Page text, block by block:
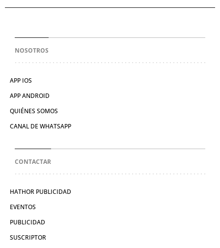
NOSOTROS
APP IOS
APP ANDROID
QUIÉNES SOMOS
CANAL DE WHATSAPP
CONTACTAR
HATHOR PUBLICIDAD
EVENTOS
PUBLICIDAD
SUSCRIPTOR